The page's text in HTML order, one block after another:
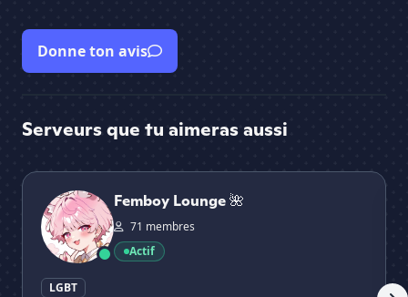
Donne ton avis
Serveurs que tu aimeras aussi
Femboy Lounge 🌺
Femboy Lounge 🌺
71 membres
Actif
LGBT